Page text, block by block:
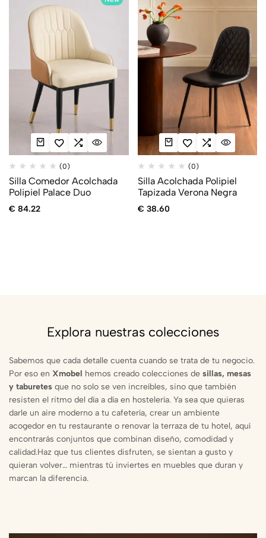
(0)
Silla Comedor Acolchada
Polipiel Palace Duo
€ 84.22
(0)
Silla Acolchada Polipiel
Tapizada Verona Negra
€ 38.60
Explora nuestras colecciones
Sabemos que cada detalle cuenta cuando se trata de tu negocio.
Por eso en Xmobel hemos creado colecciones de sillas, mesas
y taburetes que no solo se ven increíbles, sino que también
resisten el ritmo del día a día en hostelería. Ya sea que quieras
darle un aire moderno a tu cafetería, crear un ambiente
acogedor en tu restaurante o renovar la terraza de tu hotel, aquí
encontrarás conjuntos que combinan diseño, comodidad y
calidad.Haz que tus clientes disfruten, se sientan a gusto y
quieran volver… mientras tú inviertes en muebles que duran y
marcan la diferencia.